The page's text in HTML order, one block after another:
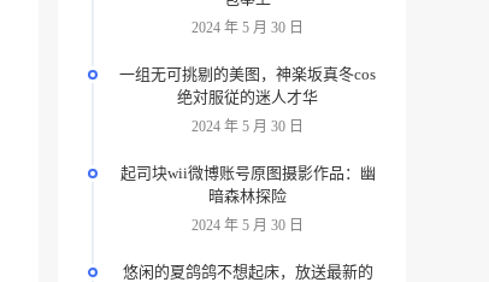
2024 年 5 月 30 日
一组无可挑剔的美图，神楽坂真冬cos
绝対服従的迷人才华
2024 年 5 月 30 日
起司块wii微博账号原图摄影作品：幽
暗森林探险
2024 年 5 月 30 日
悠闲的夏鸽鸽不想起床，放送最新的